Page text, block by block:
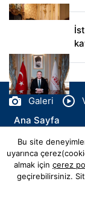
Galeri
Ana Sayfa
İletişim
© Copyright
Bu site
uyarınca
almak için çerez
geçirebilirsiniz.